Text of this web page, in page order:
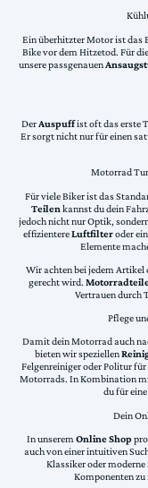
Ein überhitzter Motor ist das
Bike vor dem Hitzetod. Für
unsere passgenauen
DerAuspuffist oft das erste
Er sorgt nicht nur für einen
Motorrad
Für viele Biker ist das
Teilen kannst du dein
jedoch nicht nur Optik,
effizientereLuftfilteroder
Elemente
Wir achten bei jedem Artikel
gerecht wird.
Vertrauen durch
Pflege
Damit dein Motorrad auch
bieten wir speziellen
Felgenreiniger oder Politur
Motorrads. In Kombination
du für
Dein
In unserem Online Shop
auch von einer intuitiven
Klassiker oder
Komponenten zu